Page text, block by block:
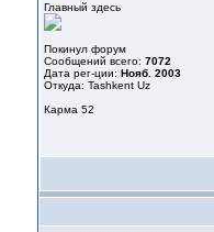
Главный здесь
Покинул форум
Сообщений всего: 7072
Дата рег-ции: Нояб. 2003
Откуда: Tashkent Uz
Карма 52